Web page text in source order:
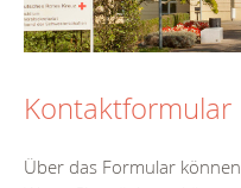
Kontaktformular
Über das Formular